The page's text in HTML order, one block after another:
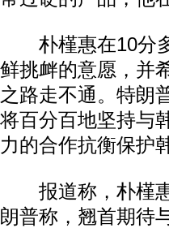
朴槿惠在10分多
鲜挑衅的意愿，并
之路走不通。特朗
将百分百地坚持与
力的合作抗衡保护
报道称，朴槿惠
朗普称，翘首期待